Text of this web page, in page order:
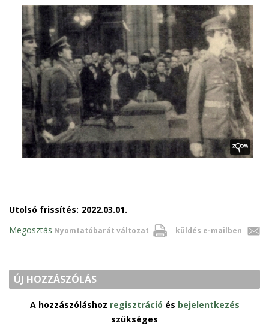
Utolsó frissítés: 2022.03.01.
Nyomtatóbarát változat küldés e-mailben
Megosztás
ÚJ HOZZÁSZÓLÁS
A hozzászóláshoz regisztráció és bejelentkezés
szükséges